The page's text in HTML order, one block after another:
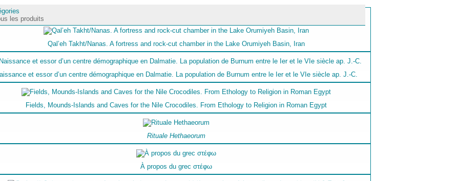
les produits
Qal’eh Takht/Nanas. A fortress and rock-cut chamber in the Lake Orumiyeh Basin, Iran
et essor d’un centre démographique en Dalmatie. La population de Burnum entre le Ier et le VIe siècle ap. J.-C.
Fields, Mounds-Islands and Caves for the Nile Crocodiles. From Ethology to Religion in Roman Egypt
Rituale Hethaeorum
À propos du grec στέφω